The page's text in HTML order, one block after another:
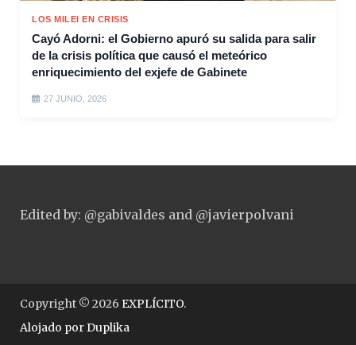
LOS MILEI EN CRISIS
Cayó Adorni: el Gobierno apuró su salida para salir
de la crisis política que causó el meteórico
enriquecimiento del exjefe de Gabinete
27 JUNIO, 2026
Edited by: @gabivaldes and @javierpolvani
Copyright © 2026 EXPLÍCITO.
Alojado porDuplika